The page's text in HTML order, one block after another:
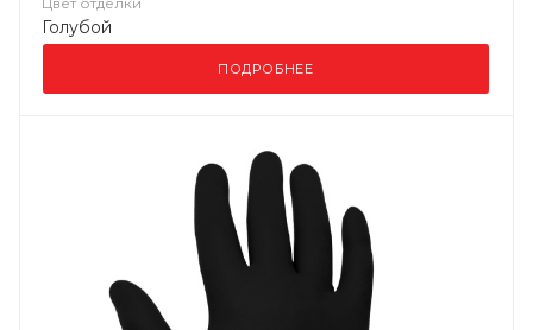
Голубой
ПОДРОБНЕЕ